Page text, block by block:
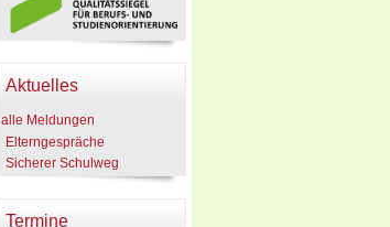
Aktuelles
alle Meldungen
Elterngespräche
Sicherer Schulweg
Termine